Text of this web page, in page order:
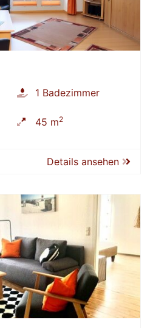
1 Badezimmer
45 m2
Details ansehen